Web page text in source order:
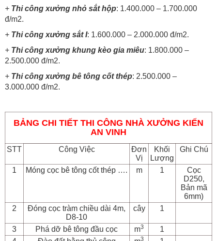
+ Thi công xưởng nhỏ sắt hộp: 1.400.000 – 1.700.000
đ/m2.
+ Thi công xưởng sắt I: 1.600.000 – 2.000.000 đ/m2.
+ Thi công xưởng khung kèo gia miêu: 1.800.000 –
2.500.000 đ/m2.
+ Thi công xưởng bê tông cốt thép: 2.500.000 –
3.000.000 đ/m2.
BẢNG CHI TIẾT THI CÔNG NHÀ XƯỞNG KIẾN
AN VINH
STT Công Việc
Đơn
Vị
Khối
Lượng
Ghi Chú
1 Móng cọc bê tông cốt thép …. m 1
Cọc
D250,
Bản mã
6mm)
2
Đóng cọc tràm chiều dài 4m,
D8-10
cây 1
3 Phá dỡ bê tông đầu cọc m3
1
3